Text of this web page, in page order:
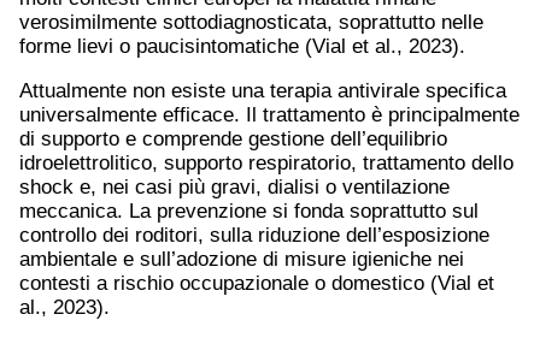
verosimilmente sottodiagnosticata, soprattutto nelle
forme lievi o paucisintomatiche (Vial et al., 2023).
Attualmente non esiste una terapia antivirale specifica
universalmente efficace. Il trattamento è principalmente
di supporto e comprende gestione dell’equilibrio
idroelettrolitico, supporto respiratorio, trattamento dello
shock e, nei casi più gravi, dialisi o ventilazione
meccanica. La prevenzione si fonda soprattutto sul
controllo dei roditori, sulla riduzione dell’esposizione
ambientale e sull’adozione di misure igieniche nei
contesti a rischio occupazionale o domestico (Vial et
al., 2023).